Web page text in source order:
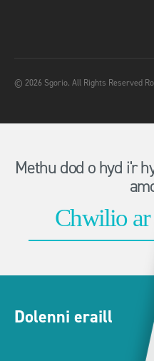
© 2026 Sgorio. All Rights Reserved
Methu dod o hyd i'r
Dolenni eraill